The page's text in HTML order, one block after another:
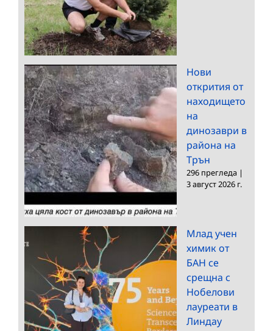
Нови
открития от
находището
на
динозаври в
района на
Трън
296 прегледа |
3 август 2026 г.
Млад учен
химик от
БАН се
срещна с
Нобелови
лауреати в
Линдау